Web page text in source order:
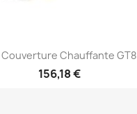
Aperçu rapide
Chauffante GT8
156,18 €